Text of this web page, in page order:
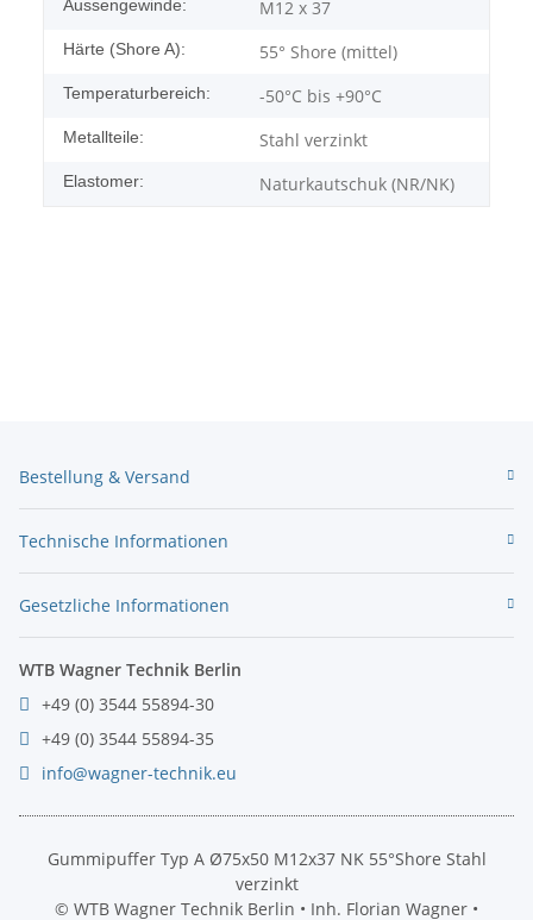
Aussengewinde: M12 x 37
Härte (Shore A): 55° Shore (mittel)
Temperaturbereich: -50°C bis +90°C
Metallteile: Stahl verzinkt
Elastomer: Naturkautschuk (NR/NK)
Bestellung & Versand
Technische Informationen
Gesetzliche Informationen
WTB Wagner Technik Berlin
+49 (0) 3544 55894-30
+49 (0) 3544 55894-35
info@wagner-technik.eu
Gummipuffer Typ A Ø75x50 M12x37 NK 55°Shore Stahl
verzinkt
© WTB Wagner Technik Berlin • Inh. Florian Wagner •